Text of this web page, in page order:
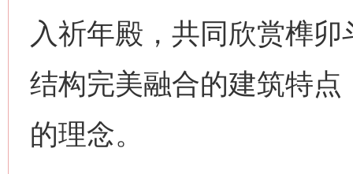
入祈年殿，共同欣赏榫
结构完美融合的建筑特
的理念。